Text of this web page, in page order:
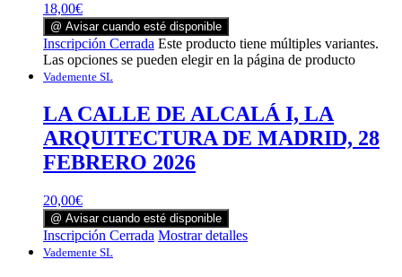
18,00€
@ Avisar cuando esté disponible
Inscripción Cerrada Este producto tiene múltiples variantes.
Las opciones se pueden elegir en la página de producto
Vademente SL
LA CALLE DE ALCALÁ I, LA
ARQUITECTURA DE MADRID, 28
FEBRERO 2026
20,00€
@ Avisar cuando esté disponible
Inscripción Cerrada Mostrar detalles
Vademente SL